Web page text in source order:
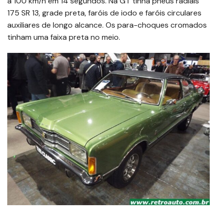
175 SR 13, grade preta, faróis de iodo e faróis circulares
auxiliares de longo alcance. Os para-choques cromados
tinham uma faixa preta no meio.